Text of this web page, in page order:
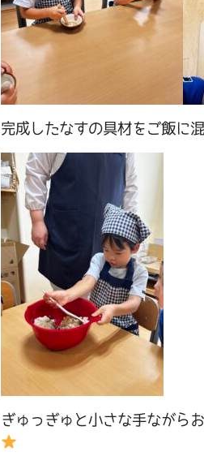
完成したなすの具材をご飯に
ぎゅっぎゅと小さな手ながら